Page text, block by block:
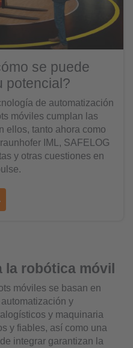
se puede
potencial?
de automatización
móviles cumplan las
ellos, tanto ahora como
IML, SAFELOG
y otras cuestiones en
la robótica móvil
móviles se basan en
y
y maquinaria
y fiables, así como una
integrar garantizan la